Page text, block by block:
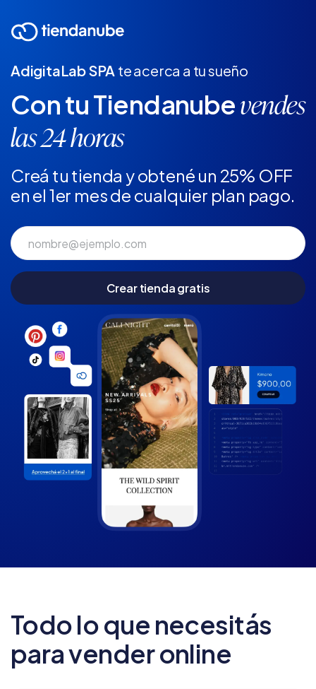
AdigitaLab SPA te acerca a tu sueño
Con tu Tiendanube vendes
las 24 horas
Creá tu tienda y obtené un 25% OFF
en el 1er mes de cualquier plan pago.
Todo lo que necesitás
para vender online